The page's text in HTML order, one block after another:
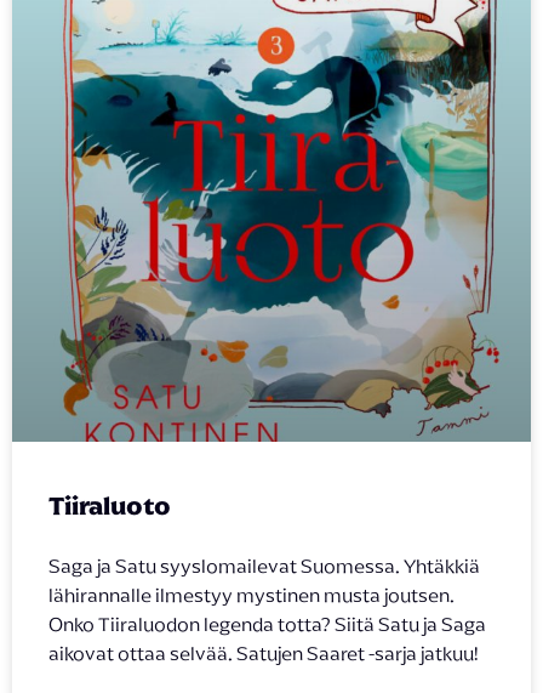
Tiiraluoto
Saga ja Satu syyslomailevat Suomessa. Yhtäkkiä
lähirannalle ilmestyy mystinen musta joutsen.
Onko Tiiraluodon legenda totta? Siitä Satu ja Saga
aikovat ottaa selvää. Satujen Saaret -sarja jatkuu!